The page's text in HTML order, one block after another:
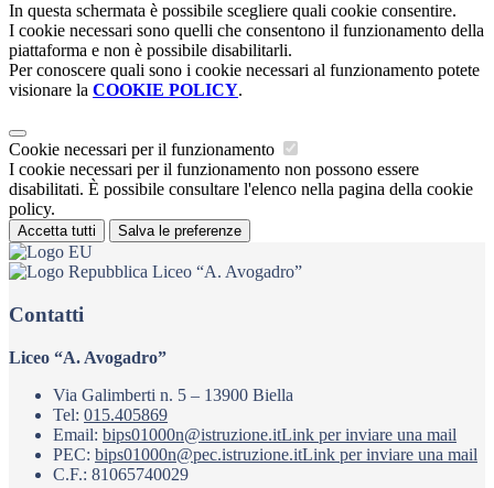
In questa schermata è possibile scegliere quali cookie consentire.
I cookie necessari sono quelli che consentono il funzionamento della
piattaforma e non è possibile disabilitarli.
Per conoscere quali sono i cookie necessari al funzionamento potete
visionare la COOKIE POLICY.
Cookie necessari per il funzionamento
I cookie necessari per il funzionamento non possono essere
disabilitati. È possibile consultare l'elenco nella pagina della cookie
policy.
Accetta tutti Salva le preferenze
Liceo “A. Avogadro”
Contatti
Liceo “A. Avogadro”
Via Galimberti n. 5 – 13900 Biella
Tel: 015.405869
Email: bips01000n@istruzione.itLink per inviare una mail
PEC: bips01000n@pec.istruzione.itLink per inviare una mail
C.F.: 81065740029